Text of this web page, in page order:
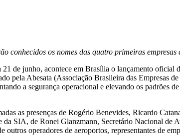
conhecidos os nomes das quatro primeiras
de junho, acontece em Brasília o lançamento oficial
pela Abesata (Associação Brasileira das Empresas
a segurança operacional e elevando os padrões
as presenças de Rogério Benevides, Ricardo
da SIA, de Ronei Glanzmann, Secretário Nacional
outros operadores de aeroportos, representantes de